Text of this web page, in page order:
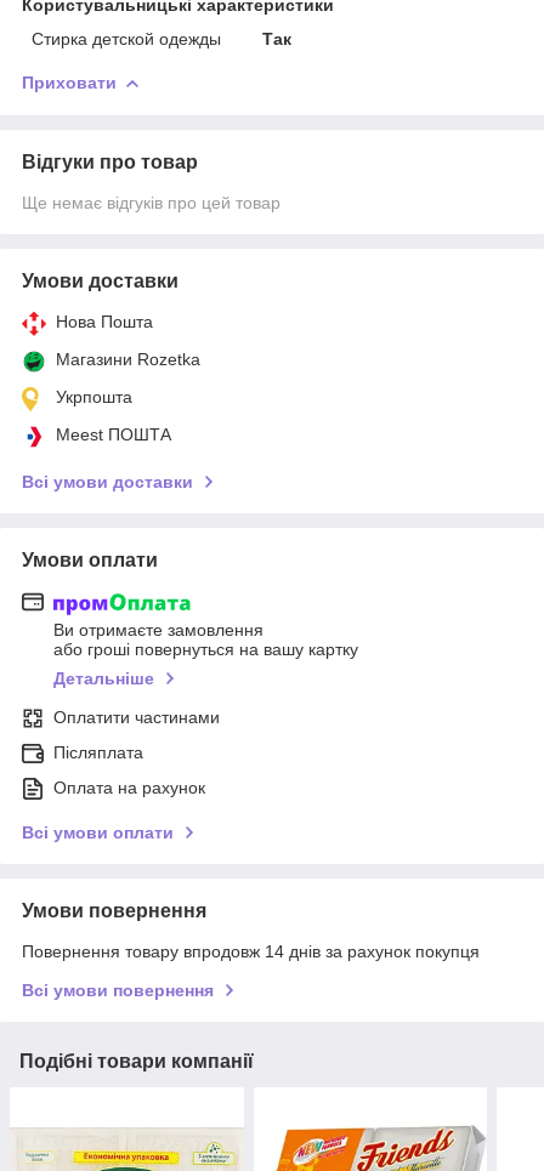
Користувальницькі характеристики
Стирка детской одежды
Так
Приховати
Відгуки про товар
Ще немає відгуків про цей товар
Умови доставки
Нова Пошта
Магазини Rozetka
Укрпошта
Meest ПОШТА
Всі умови доставки
Умови оплати
Ви отримаєте замовлення
або гроші повернуться на вашу картку
Детальніше
Оплатити частинами
Післяплата
Оплата на рахунок
Всі умови оплати
Умови повернення
Повернення товару впродовж 14 днів за рахунок покупця
Всі умови повернення
Подібні товари компанії